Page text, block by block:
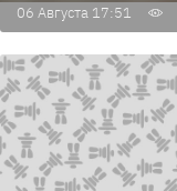
06 Августа 17:51